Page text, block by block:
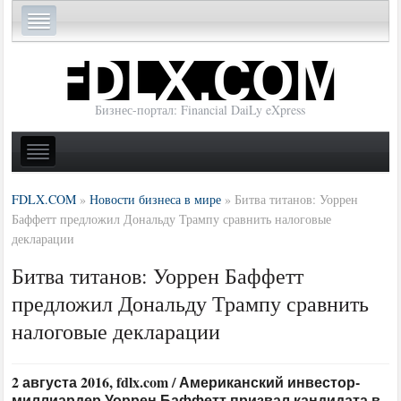
Бизнес-портал: Financial DaiLy eXpress
FDLX.COM »Новости бизнеса в мире » Битва титанов: Уоррен
Баффетт предложил Дональду Трампу сравнить налоговые
декларации
Битва титанов: Уоррен Баффетт
предложил Дональду Трампу сравнить
налоговые декларации
2 августа 2016, fdlx.com / Американский инвестор-